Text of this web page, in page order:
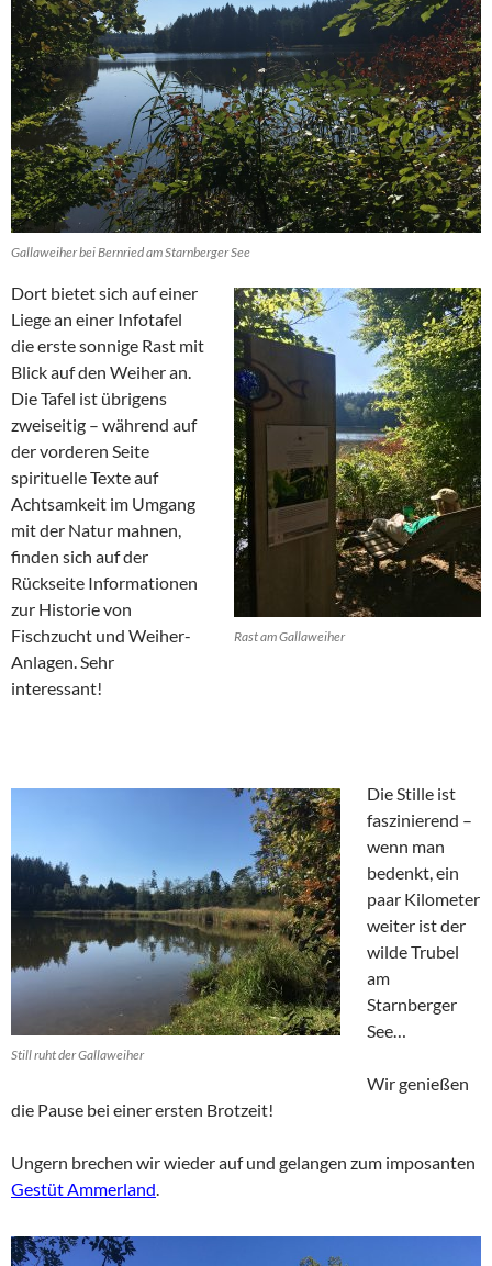
Gallaweiher bei Bernried am Starnberger See
Rast am Gallaweiher
Dort bietet sich auf einer
Liege an einer Infotafel
die erste sonnige Rast mit
Blick auf den Weiher an.
Die Tafel ist übrigens
zweiseitig – während auf
der vorderen Seite
spirituelle Texte auf
Achtsamkeit im Umgang
mit der Natur mahnen,
finden sich auf der
Rückseite Informationen
zur Historie von
Fischzucht und Weiher-
Anlagen. Sehr
interessant!
Still ruht der Gallaweiher
Die Stille ist
faszinierend –
wenn man
bedenkt, ein
paar Kilometer
weiter ist der
wilde Trubel
am
Starnberger
See…
Wir genießen
die Pause bei einer ersten Brotzeit!
Ungern brechen wir wieder auf und gelangen zum imposanten
Gestüt Ammerland.